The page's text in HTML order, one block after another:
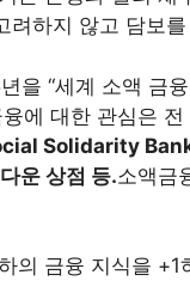
려하지 않고 담보
을 “세계 소액 금
에 대한 관심은
Solidarity
운 상점 등.소액금
의 금융 지식을 +1